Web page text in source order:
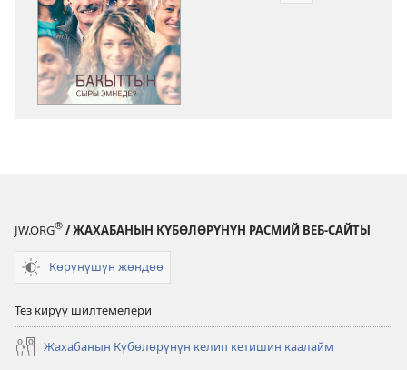
JW.ORG® / ЖАХАБАНЫН КҮБӨЛӨРҮНҮН РАСМИЙ ВЕБ-САЙТЫ
Көрүнүшүн жөндөө
Тез кирүү шилтемелери
Жахабанын Күбөлөрүнүн келип кетишин каалайм